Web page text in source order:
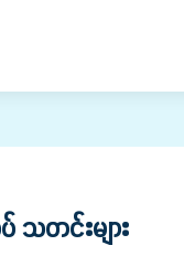
တင်းများ